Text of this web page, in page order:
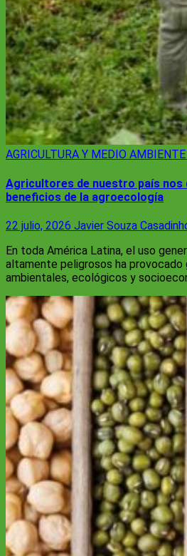
AGRICULTURA Y MEDIO AMBIENTE
Agricultores de nuestro país nos
beneficios de la agroecología
22 julio, 2026 Javier Souza
En toda América Latina, el uso
altamente peligrosos ha provocado
ambientales, ecológicos y